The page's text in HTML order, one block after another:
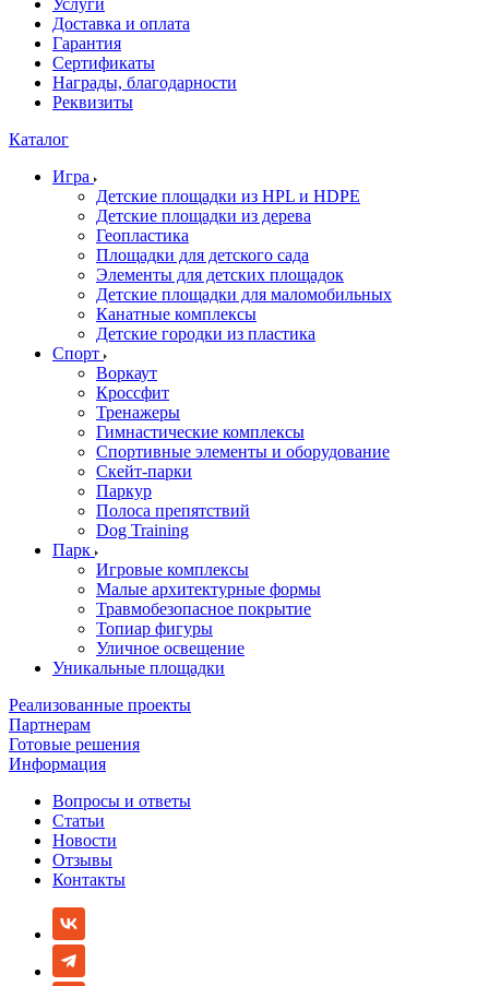
Услуги
Доставка и оплата
Гарантия
Сертификаты
Награды, благодарности
Реквизиты
Каталог
Игра
Детские площадки из HPL и HDPE
Детские площадки из дерева
Геопластика
Площадки для детского сада
Элементы для детских площадок
Детские площадки для маломобильных
Канатные комплексы
Детские городки из пластика
Спорт
Воркаут
Кроссфит
Тренажеры
Гимнастические комплексы
Спортивные элементы и оборудование
Скейт-парки
Паркур
Полоса препятствий
Dog Training
Парк
Игровые комплексы
Малые архитектурные формы
Травмобезопасное покрытие
Топиар фигуры
Уличное освещение
Уникальные площадки
Реализованные проекты
Партнерам
Готовые решения
Информация
Вопросы и ответы
Статьи
Новости
Отзывы
Контакты